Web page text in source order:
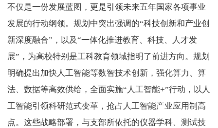
不仅是一份发展蓝图，更是引领未来五年国家各项事业
发展的行动纲领。规划中突出强调的“科技创新和产业创
新深度融合”，以及“一体化推进教育、科技、人才发
展”，为高校特别是工科教育领域指明了前进方向。规划
明确提出加快人工智能等数智技术创新，强化算力、算
法、数据等高效供给，全面实施“人工智能+”行动，以人
工智能引领科研范式变革，抢占人工智能产业应用制高
点。这些战略部署，与支部所依托的仪器学科、测试技